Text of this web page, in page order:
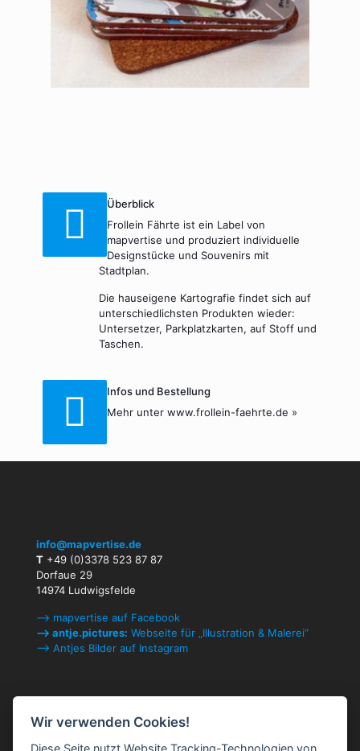
Überblick
Frollein Fährte ist ein Label von
mapvertise und produziert individuelle
Designstücke und Souvenirs mit
Stadtplan.
Die hauseigene Kartografie findet sich auf
unterschiedlichsten Produkten wieder:
Untersetzer, Parkplatzkarten, auf Stoff und
Taschen.
Infos und Bestellung
Mehr unter www.frollein-faehrte.de »
info@mapvertise.de
T +49 (0)3378 523 87 87
Dorfaue 29
14974 Ludwigsfelde
⟶ mapvertise auf Facebook
⟶ antje.pictures: Webseite für „Illustration & Malerei“
⟶ Antjes Bilder auf Instagram
Wir verwenden Cookies!